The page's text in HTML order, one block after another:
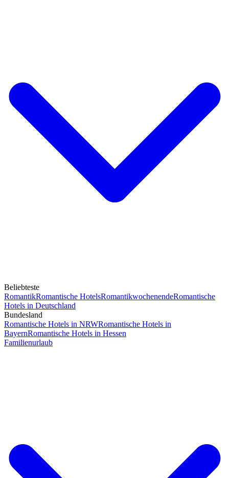
Beliebteste
RomantikRomantische HotelsRomantikwochenendeRomantische
Hotels in Deutschland
Bundesland
Romantische Hotels in NRWRomantische Hotels in
BayernRomantische Hotels in Hessen
Familienurlaub